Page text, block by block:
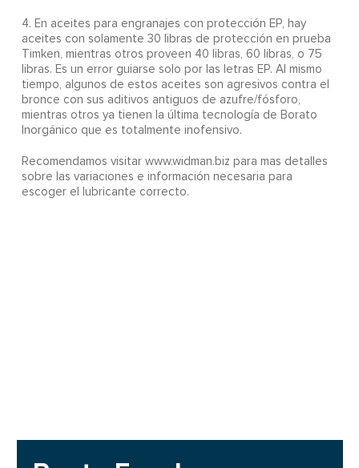
4. En aceites para engranajes con protección EP, hay
aceites con solamente 30 libras de protección en prueba
Timken, mientras otros proveen 40 libras, 60 libras, o 75
libras. Es un error guiarse solo por las letras EP. Al mismo
tiempo, algunos de estos aceites son agresivos contra el
bronce con sus aditivos antiguos de azufre/fósforo,
mientras otros ya tienen la última tecnología de Borato
Inorgánico que es totalmente inofensivo.
Recomendamos visitar www.widman.biz para mas detalles
sobre las variaciones e información necesaria para
escoger el lubricante correcto.